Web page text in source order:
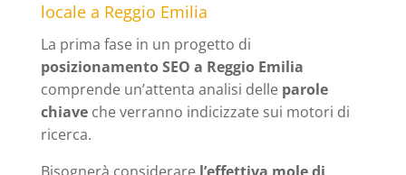
locale a Reggio Emilia
La prima fase in un progetto di
posizionamento SEO a Reggio Emilia
comprende un’attenta analisi delle parole
chiaveche verranno indicizzate sui motori di
ricerca.